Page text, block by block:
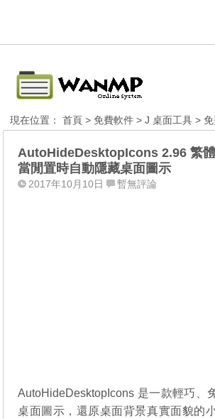
現在位置：首頁 >免費軟件 >J 桌面工具 >
AutoHideDesktopIcons 2.96 繁體
當閒置時自動隱藏桌面圖示
2017年10月10日 暫無評論
AutoHideDesktopIcons 是一款輕巧、
桌面圖示，還原桌面背景真實面貌的